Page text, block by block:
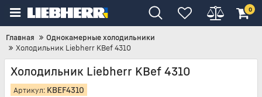
0
Главная
Однокамерные холодильники
Холодильник Liebherr KBef 4310
Холодильник Liebherr KBef 4310
Артикул: KBEF4310